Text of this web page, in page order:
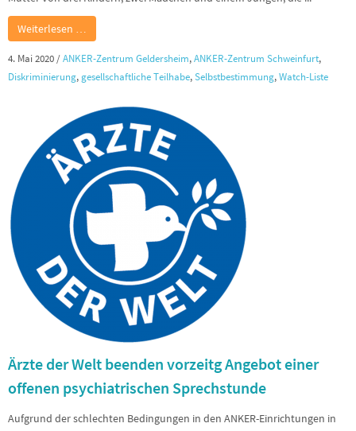
Weiterlesen …
4. Mai 2020 /ANKER-Zentrum Geldersheim,ANKER-Zentrum Schweinfurt,
Diskriminierung, gesellschaftliche Teilhabe,Selbstbestimmung,Watch-Liste
Ärzte der Welt beenden vorzeitg Angebot einer
offenen psychiatrischen Sprechstunde
Aufgrund der schlechten Bedingungen in den ANKER-Einrichtungen in